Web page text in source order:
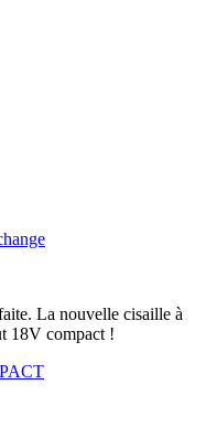
La nouvelle cisaille à
18V compact !